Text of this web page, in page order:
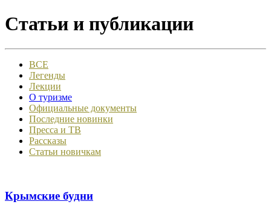
Статьи и публикации
ВСЕ
Легенды
Лекции
О туризме
Официальные документы
Последние новинки
Пресса и ТВ
Рассказы
Статьи новичкам
Крымские будни